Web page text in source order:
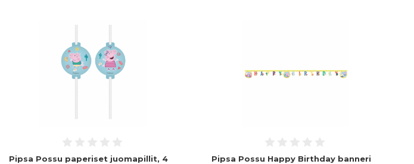
Pipsa Possu paperiset juomapillit, 4
Pipsa Possu Happy Birthday banneri